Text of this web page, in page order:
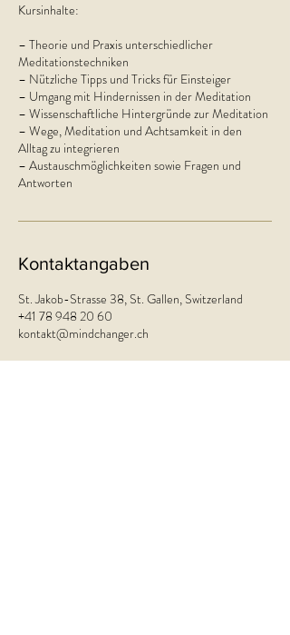
Kursinhalte:
– Theorie und Praxis unterschiedlicher
Meditationstechniken
– Nützliche Tipps und Tricks für Einsteiger
– Umgang mit Hindernissen in der Meditation
– Wissenschaftliche Hintergründe zur Meditation
– Wege, Meditation und Achtsamkeit in den
Alltag zu integrieren
– Austauschmöglichkeiten sowie Fragen und
Kontaktangaben
St. Jakob-Strasse 38, St. Gallen, Switzerland
+41 78 948 20 60
kontakt@mindchanger.ch